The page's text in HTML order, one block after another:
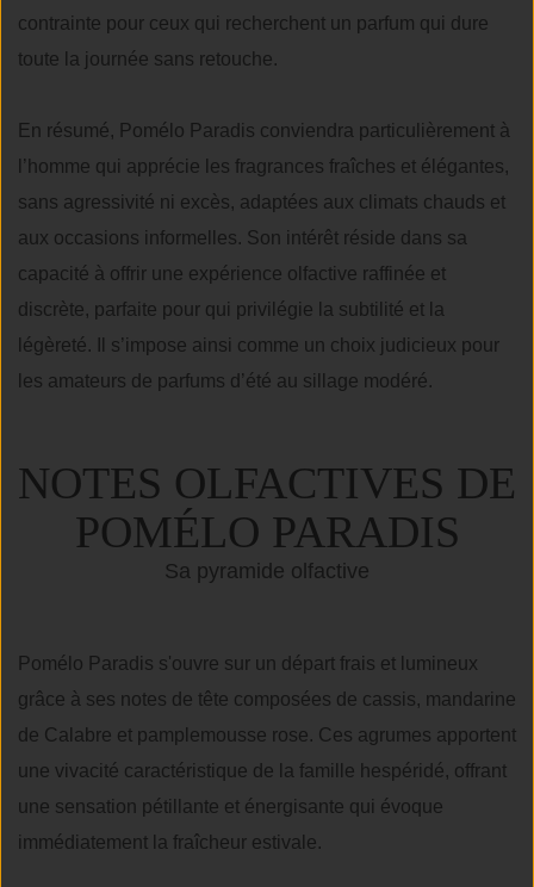
contrainte pour ceux qui recherchent un parfum qui dure
toute la journée sans retouche.
En résumé, Pomélo Paradis conviendra particulièrement à
l’homme qui apprécie les fragrances fraîches et élégantes,
sans agressivité ni excès, adaptées aux climats chauds et
aux occasions informelles. Son intérêt réside dans sa
capacité à offrir une expérience olfactive raffinée et
discrète, parfaite pour qui privilégie la subtilité et la
légèreté. Il s’impose ainsi comme un choix judicieux pour
les amateurs de parfums d’été au sillage modéré.
NOTES OLFACTIVES DE
POMÉLO PARADIS
Sa pyramide olfactive
Pomélo Paradis s'ouvre sur un départ frais et lumineux
grâce à ses notes de tête composées de cassis, mandarine
de Calabre et pamplemousse rose. Ces agrumes apportent
une vivacité caractéristique de la famille hespéridé, offrant
une sensation pétillante et énergisante qui évoque
immédiatement la fraîcheur estivale.